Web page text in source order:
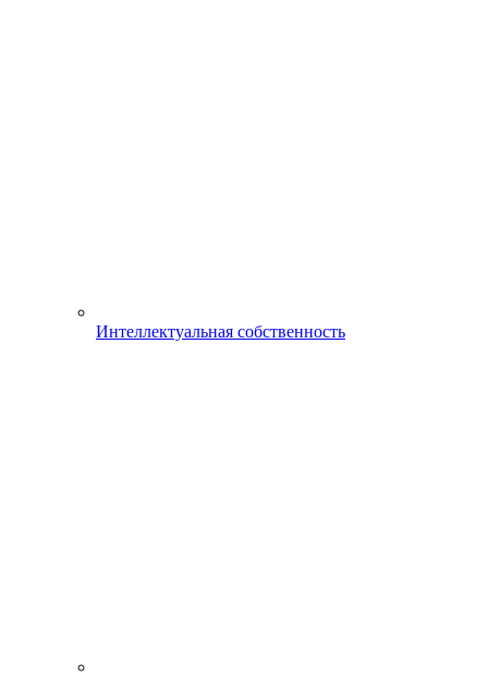
Интеллектуальная собственность